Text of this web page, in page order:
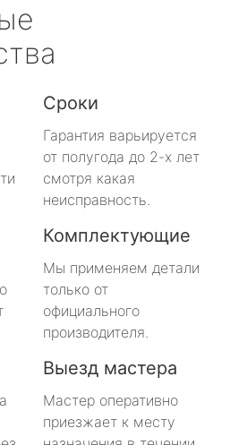
Сроки
Гарантия варьируется
от полугода до 2-х лет
смотря какая
неисправность.
Комплектующие
Мы применяем детали
только от
официального
производителя.
Выезд мастера
Мастер оперативно
приезжает к месту